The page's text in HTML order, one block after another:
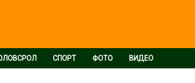
СПОРТ ФОТО ВИДЕО